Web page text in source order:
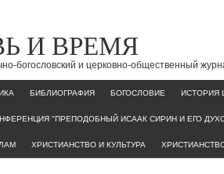
И ВРЕМЯ
богословский и церковно-общественный
БИБЛИОГРАФИЯ БОГОСЛОВИЕ ИСТОРИЯ
"ПРЕПОДОБНЫЙ ИСААК СИРИН И ЕГО
ХРИСТИАНСТВО И КУЛЬТУРА